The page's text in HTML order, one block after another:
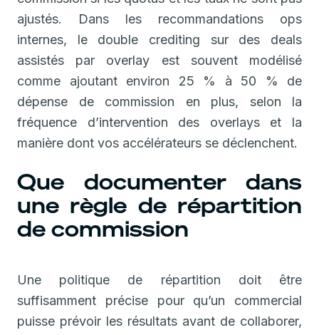
ajustés. Dans les recommandations ops
internes, le double crediting sur des deals
assistés par overlay est souvent modélisé
comme ajoutant environ 25 % à 50 % de
dépense de commission en plus, selon la
fréquence d’intervention des overlays et la
manière dont vos accélérateurs se déclenchent.
Que documenter dans
une règle de répartition
de commission
Une politique de répartition doit être
suffisamment précise pour qu’un commercial
puisse prévoir les résultats avant de collaborer,